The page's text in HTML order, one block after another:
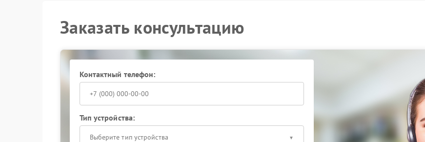
Заказать консультацию
Контактный телефон:
Тип устройства:
Выберите тип устройства